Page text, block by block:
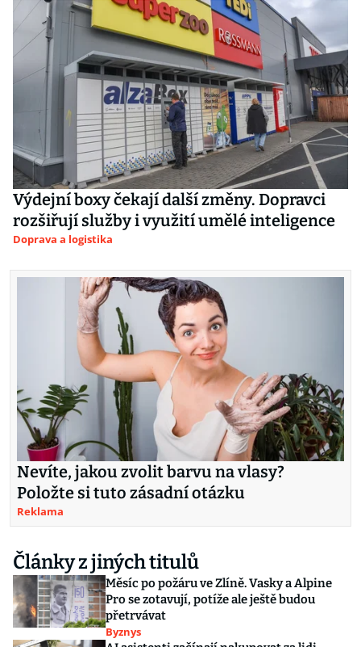
Výdejní boxy čekají další změny. Dopravci
rozšiřují služby i využití umělé inteligence
Doprava a logistika
Nevíte, jakou zvolit barvu na vlasy?
Položte si tuto zásadní otázku
Reklama
Články z jiných titulů
Měsíc po požáru ve Zlíně. Vasky a Alpine
Pro se zotavují, potíže ale ještě budou
přetrvávat
Byznys